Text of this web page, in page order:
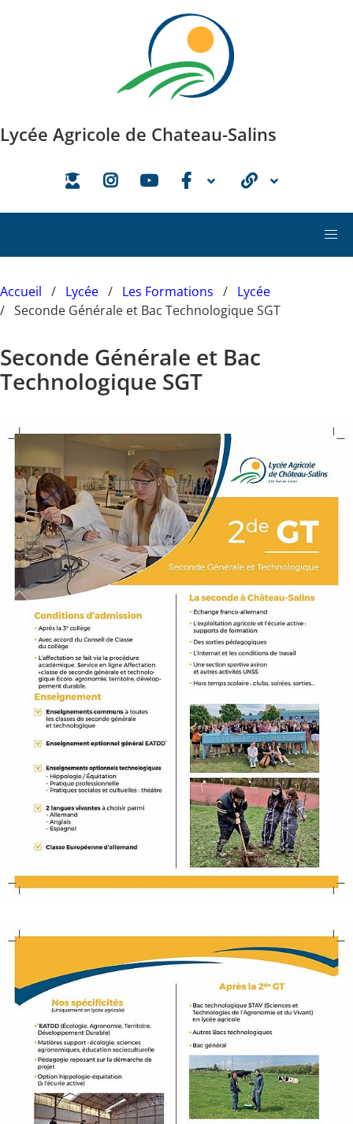
Lycée Agricole de Chateau-Salins
Accueil Lycée Les Formations
Lycée
Seconde Générale et Bac Technologique SGT
Seconde Générale et Bac
Technologique SGT